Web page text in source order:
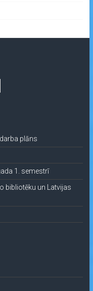
plāns
1. semestrī
bibliotēku un Latvijas